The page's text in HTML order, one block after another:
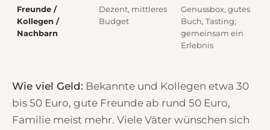
Freunde /
Kollegen /
Nachbarn
Dezent, mittleres
Budget
Genussbox, gutes
Buch, Tasting;
gemeinsam ein
Erlebnis
Wie viel Geld: Bekannte und Kollegen etwa 30
bis 50 Euro, gute Freunde ab rund 50 Euro,
Familie meist mehr. Viele Väter wünschen sich